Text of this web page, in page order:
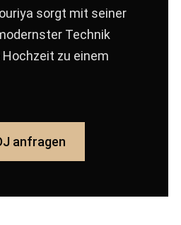
sorgt mit seiner
Technik
zu einem
anfragen